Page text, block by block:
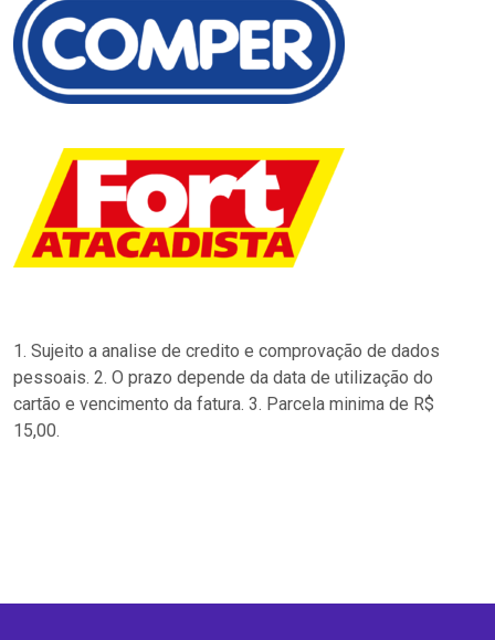
1. Sujeito a analise de credito e comprovação de dados
pessoais. 2. O prazo depende da data de utilização do
cartão e vencimento da fatura. 3. Parcela minima de R$
15,00.